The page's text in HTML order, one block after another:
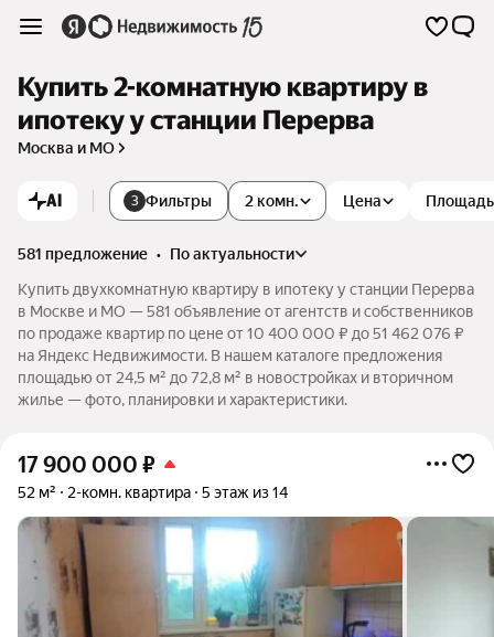
Купить 2-комнатную квартиру в
ипотеку у станции Перерва
Москва и МО
AI 3 Фильтры 2 комн. Цена Площадь
581 предложение •
по актуальности
Купить двухкомнатную квартиру в ипотеку у станции Перерва
в Москве и МО — 581 объявление от агентств и собственников
по продаже квартир по цене от 10 400 000 ₽ до 51 462 076 ₽
на Яндекс Недвижимости. В нашем каталоге предложения
площадью от 24,5 м² до 72,8 м² в новостройках и вторичном
жилье — фото, планировки и характеристики.
17 900 000 ₽
52 м² 2-комн. квартира 5 этаж из 14